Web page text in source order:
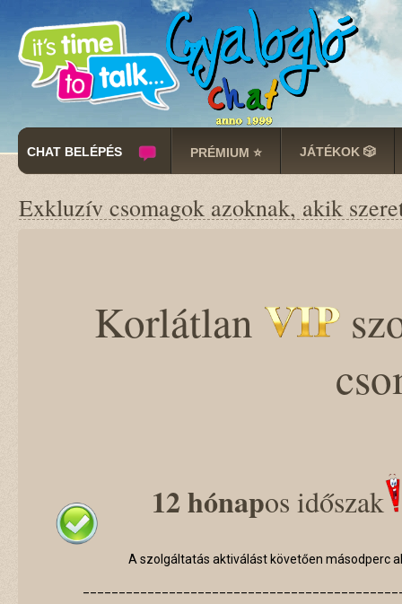
CHAT BELÉPÉS PRÉMIUM ⭐ JÁTÉKOK 🎲
Exkluzív csomagok azoknak, akik
Korlátlan
12 hónapos időszak
A szolgáltatás aktiválást követően másodperc